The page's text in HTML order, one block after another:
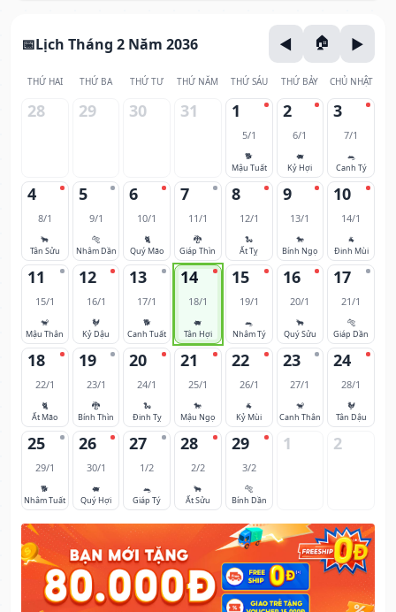
Lịch Tháng 2 Năm 2036
THỨ HAI THỨ BA THỨ TƯ THỨ NĂM THỨ SÁU THỨ BẢY CHỦ NHẬT
28 29 30 31 1
5/1
🐕
Mậu Tuất
2
6/1
🐖
Kỷ Hợi
3
7/1
🐀
Canh Tý
4
8/1
🐂
Tân Sửu
5
9/1
🐅
Nhâm Dần
6
10/1
🐈
Quý Mão
7
11/1
🐉
Giáp Thìn
8
12/1
🐍
Ất Tỵ
9
13/1
🐎
Bính Ngọ
10
14/1
🐐
Đinh Mùi
11
15/1
🐒
Mậu Thân
12
16/1
🐓
Kỷ Dậu
13
17/1
🐕
Canh Tuất
14
18/1
🐖
Tân Hợi
15
19/1
🐀
Nhâm Tý
16
20/1
🐂
Quý Sửu
17
21/1
🐅
Giáp Dần
18
22/1
🐈
Ất Mão
19
23/1
🐉
Bính Thìn
20
24/1
🐍
Đinh Tỵ
21
25/1
🐎
Mậu Ngọ
22
26/1
🐐
Kỷ Mùi
23
27/1
🐒
Canh Thân
24
28/1
🐓
Tân Dậu
25
29/1
🐕
Nhâm Tuất
26
30/1
🐖
Quý Hợi
27
1/2
🐀
Giáp Tý
28
2/2
🐂
Ất Sửu
29
3/2
🐅
Bính Dần
1 2